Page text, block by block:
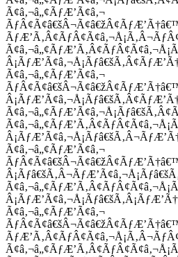
Ã¢â‚¬â„¢ÃƒÆ’Ã¢â‚¬
Ã¢â‚¬â„¢ÃƒÆ’Ã¢â‚¬
Ã¢â‚¬â„¢ÃƒÆ’Ã¢â‚¬
Ã¢â‚¬â„¢ÃƒÆ’Ã¢â‚¬